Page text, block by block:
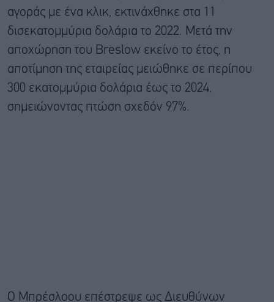
αγοράς με ένα κλικ, εκτινάχθηκε στα 11
δισεκατομμύρια δολάρια το 2022. Μετά την
αποχώρηση του Breslow εκείνο το έτος, η
αποτίμηση της εταιρείας μειώθηκε σε περίπου
300 εκατομμύρια δολάρια έως το 2024,
σημειώνοντας πτώση σχεδόν 97%.
Ο Μπρέσλοου επέστρεψε ως Διευθύνων